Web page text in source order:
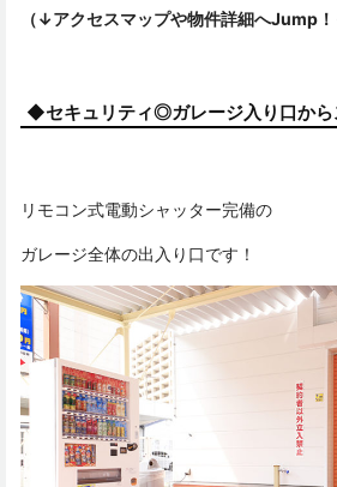
（↓アクセスマップや物件詳細へJump！
◆セキュリティ◎ガレージ入り口か
リモコン式電動シャッター完備の
ガレージ全体の出入り口です！